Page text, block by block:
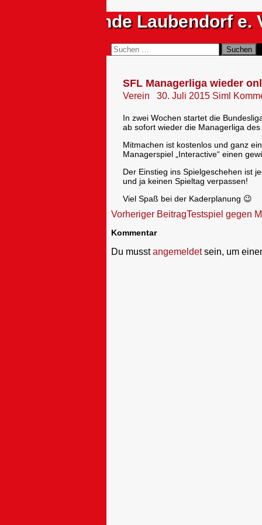
Sportfreunde Laubendorf e.
Suchen
nach:
SFL Managerliga wieder
Verein 30. Juli 2015 Siml
In zwei Wochen startet die
ab sofort wieder die Managerliga
Mitmachen ist kostenlos und ganz
Managerspiel „Interactive“ einen
Der Einstieg ins Spielgeschehen ist
und ja keinen Spieltag verpassen!
Viel Spaß bei der Kaderplanung 😉
Beitragsnavigation
Vorheriger BeitragTestspiel gegen
Kommentar
Du musstangemeldetsein, um